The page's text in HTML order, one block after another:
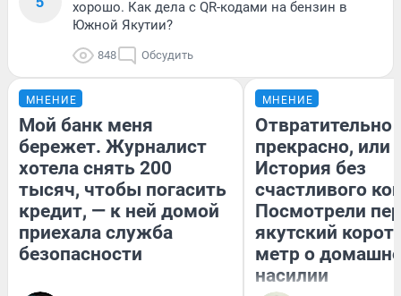
хорошо. Как дела с QR-кодами на бензин в
Южной Якутии?
848 Обсудить
МНЕНИЕ
Мой банк меня
бережет. Журналист
хотела снять 200
тысяч, чтобы погасить
кредит, — к ней домой
приехала служба
безопасности
МНЕНИЕ
Отвратительно
прекрасно, или
История без
счастливого
Посмотрели
якутский
метр о
насилии